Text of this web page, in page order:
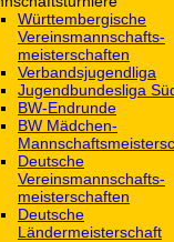
Württembergische
Vereinsmannschafts-
meisterschaften
Verbandsjugendliga
Jugendbundesliga
BW-Endrunde
BW Mädchen-
Deutsche
Vereinsmannschafts-
meisterschaften
Deutsche
Ländermeisterschaft